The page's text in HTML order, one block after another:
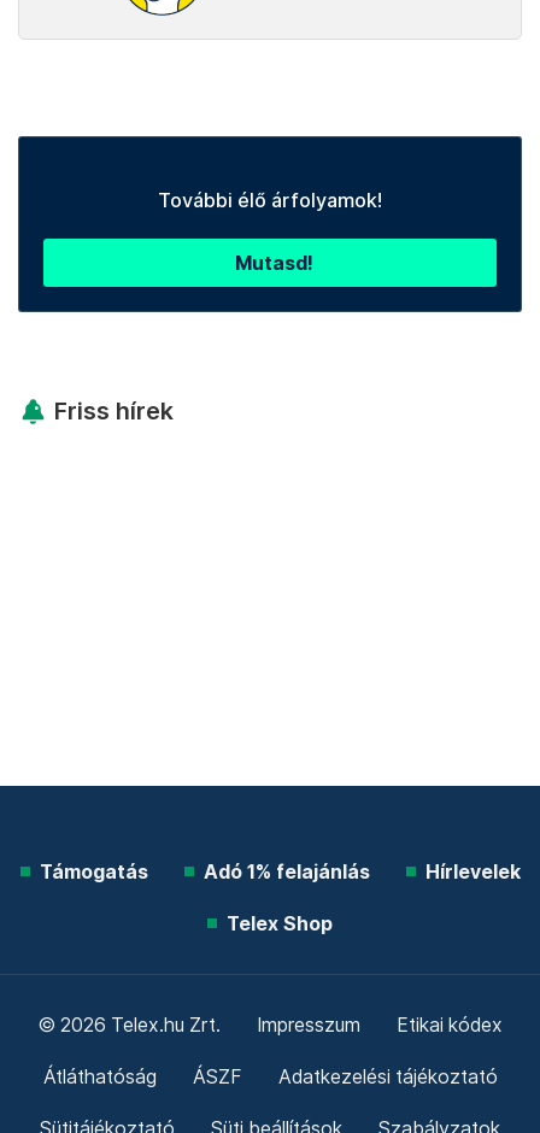
További élő árfolyamok!
Mutasd!
Friss hírek
Támogatás Adó 1% felajánlás Hírlevelek
Telex Shop
© 2026 Telex.hu Zrt. Impresszum Etikai kódex
Átláthatóság ÁSZF Adatkezelési tájékoztató
Sütitájékoztató Süti beállítások Szabályzatok